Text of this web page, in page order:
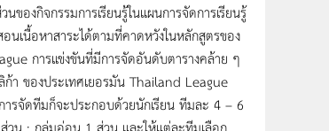
องกิจกรรมการเรียนรู้ในแผนการจัดการเรียนรู้
นเนื้อหาสาระได้ตามที่คาดหวังในหลักสูตรของ
การแข่งขันที่มีการจัดอันดับตารางคล้าย ๆ
า ของประเทศเยอรมัน Thailand League
ารจัดทีมก็จะประกอบด้วยนักเรียน ทีมละ 4 – 6